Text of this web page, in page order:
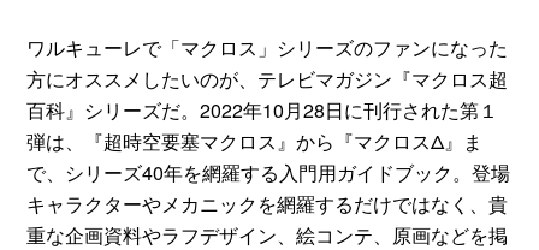
ワルキューレで「マクロス」シリーズのファンになった
方にオススメしたいのが、テレビマガジン『マクロス超
百科』シリーズだ。2022年10月28日に刊行された第１
弾は、『超時空要塞マクロス』から『マクロスΔ』ま
で、シリーズ40年を網羅する入門用ガイドブック。登場
キャラクターやメカニックを網羅するだけではなく、貴
重な企画資料やラフデザイン、絵コンテ、原画などを掲